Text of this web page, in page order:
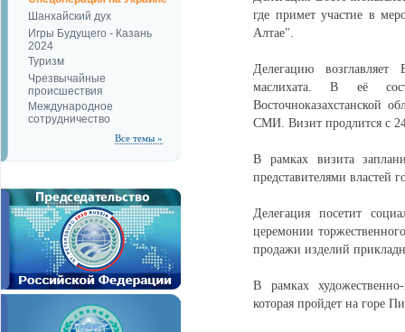
Шанхайский дух
Игры Будущего - Казань
2024
Туризм
Чрезвычайные
происшествия
Международное
сотрудничество
Все темы »
где примет участие в
Алтае".
Делегацию возглавляет
маслихата. В её
Восточноказахстанской
СМИ. Визит продлится с
В рамках визита
представителями властей
Делегация посетит
церемонии
продажи изделий
В рамках
которая пройдет на горе